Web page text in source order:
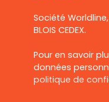
Société Worldline,
BLOIS CEDEX.
Pour en savoir
données
politique de